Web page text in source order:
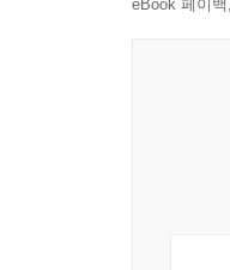
것들을 멸
한국에서
경연대회
결코 예술
eBook 페이